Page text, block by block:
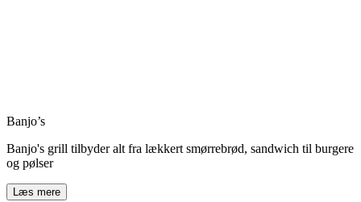
Banjo’s
Banjo's grill tilbyder alt fra lækkert smørrebrød, sandwich til burgere
og pølser
Læs mere